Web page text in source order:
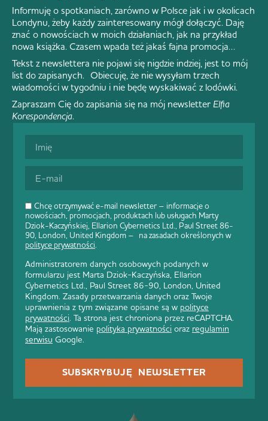
Chcę otrzymywać e-mail newsletter – informacje o
nowościach, promocjach, produktach lub usługach Marty
Dziok-Kaczyńskiej, Ellarion Cybernetics Ltd., Paul Street 86-
90, London, United Kingdom – na zasadach określonych w
polityce prywatności.
Administratorem danych osobowych podanych w
formularzu jest Marta Dziok-Kaczyńska, Ellarion
Cybernetics Ltd., Paul Street 86-90, London, United
Kingdom. Zasady przetwarzania danych oraz Twoje
uprawnienia z tym związane opisane są w polityce
prywatności. Ta strona jest chroniona przez reCAPTCHA.
Mają zastosowanie polityka prywatności oraz regulamin
serwisu Google.
SUBSKRYBUJĘ NEWSLETTER
Informuję o spotkaniach, zarówno w Polsce jak i w okolicach
Londynu, żeby każdy zainteresowany mógł dołączyć. Daję
znać o nowościach w moich działaniach, jak na przykład
nowa książka. Czasem wpada też jakaś fajna promocja…
Tekst z newslettera nie pojawi się nigdzie indziej, jest to mój
list do zapisanych. Obiecuję, że nie wysyłam trzech
wiadomości w tygodniu i nie będę wyskakiwać z lodówki.
Zapraszam Cię do zapisania się na mój newsletter Elfia
Korespondencja.